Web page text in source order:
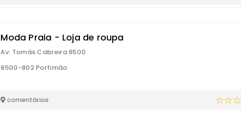
Moda Praia - Loja de roupa
Av. Tomás Cabreira 8500
8500-802 Portimão
comentários